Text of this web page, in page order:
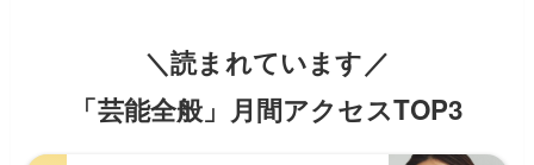
＼読まれています／
「芸能全般」月間アクセスTOP3